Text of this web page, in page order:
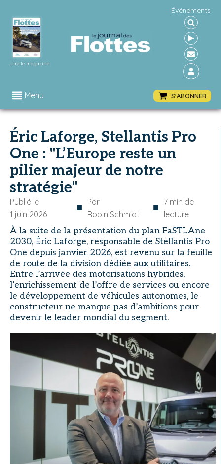
Lire le magazine
Événements
Menu S'ABONNER
Éric Laforge, Stellantis Pro
One : "L’Europe reste un
pilier majeur de notre
stratégie"
Publié le
1 juin 2026
■ Par
Robin Schmidt
■ 7 min de
lecture
À la suite de la présentation du plan FaSTLAne
2030, Éric Laforge, responsable de Stellantis Pro
One depuis janvier 2026, est revenu sur la feuille
de route de la division dédiée aux utilitaires.
Entre l’arrivée des motorisations hybrides,
l’enrichissement de l’offre de services ou encore
le développement de véhicules autonomes, le
constructeur ne manque pas d’ambitions pour
devenir le leader mondial du segment.